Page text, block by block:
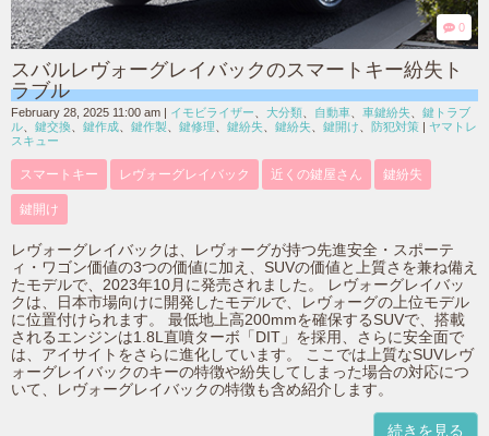
0
スバルレヴォーグレイバックのスマートキー紛失ト
ラブル
February 28, 2025 11:00 am | イモビライザー 大分類 自動車 車鍵紛失
鍵トラブ
ル
鍵交換 鍵作成 鍵作製 鍵修理 鍵紛失 鍵紛失 鍵開け 防犯対策 | ヤマトレ
スキュー
スマートキー レヴォーグレイバック 近くの鍵屋さん 鍵紛失
鍵開け
レヴォーグレイバックは、レヴォーグが持つ先進安全・スポーテ
ィ・ワゴン価値の3つの価値に加え、SUVの価値と上質さを兼ね備え
たモデルで、2023年10月に発売されました。 レヴォーグレイバッ
クは、日本市場向けに開発したモデルで、レヴォーグの上位モデル
に位置付けられます。 最低地上高200mmを確保するSUVで、搭載
されるエンジンは1.8L直噴ターボ「DIT」を採用、さらに安全面で
は、アイサイトをさらに進化しています。 ここでは上質なSUVレヴ
ォーグレイバックのキーの特徴や紛失してしまった場合の対応につ
いて、レヴォーグレイバックの特徴も含め紹介します。
続きを見る